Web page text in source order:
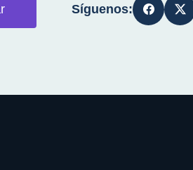
Síguenos: